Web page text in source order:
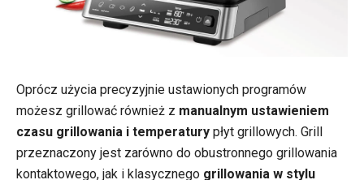
Oprócz użycia precyzyjnie ustawionych programów
możesz grillować również z manualnym ustawieniem
czasu grillowania i temperatury płyt grillowych. Grill
przeznaczony jest zarówno do obustronnego grillowania
kontaktowego, jak i klasycznego grillowania w stylu